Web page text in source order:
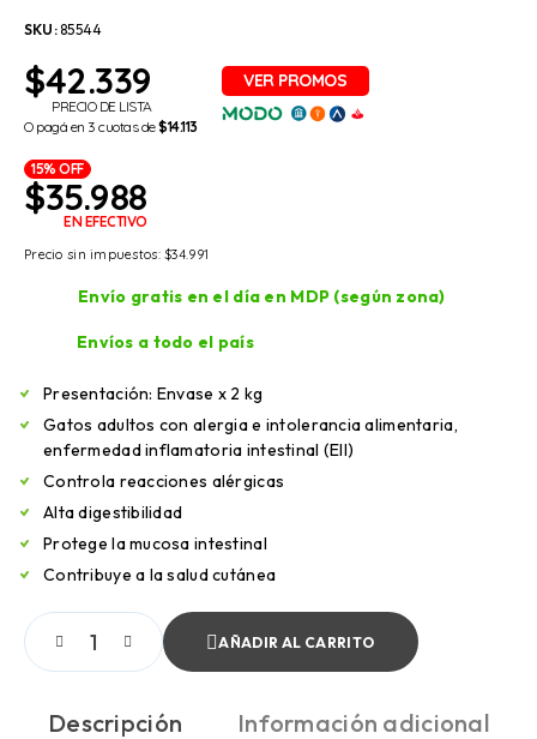
SKU:85544
$42.339
PRECIO DE LISTA
O pagá en 3 cuotas de$14.113
15% OFF
$35.988
EN EFECTIVO
Precio sin impuestos:$34.991
Envío gratis en el día en MDP (según zona)
Envíos a todo el país
Presentación: Envase x 2 kg
Gatos adultos con alergia e intolerancia alimentaria,
enfermedad inflamatoria intestinal (EII)
Controla reacciones alérgicas
Alta digestibilidad
Protege la mucosa intestinal
Contribuye a la salud cutánea
AÑADIR AL CARRITO
Descripción Información adicional